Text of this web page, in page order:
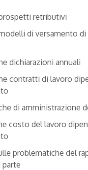
retributivi
di versamento
dichiarazioni annuali
contratti di lavoro
di amministrazione
costo del lavoro
problematiche del
parte